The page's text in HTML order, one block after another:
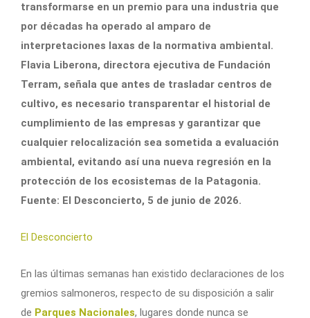
transformarse en un premio para una industria que
por décadas ha operado al amparo de
interpretaciones laxas de la normativa ambiental.
Flavia Liberona, directora ejecutiva de Fundación
Terram, señala que antes de trasladar centros de
cultivo, es necesario transparentar el historial de
cumplimiento de las empresas y garantizar que
cualquier relocalización sea sometida a evaluación
ambiental, evitando así una nueva regresión en la
protección de los ecosistemas de la Patagonia.
Fuente: El Desconcierto, 5 de junio de 2026.
El Desconcierto
En las últimas semanas han existido declaraciones de los
gremios salmoneros, respecto de su disposición a salir
de Parques Nacionales, lugares donde nunca se